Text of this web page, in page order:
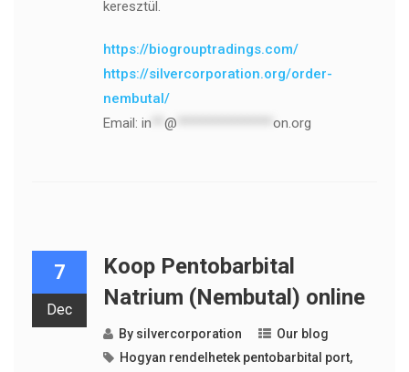
keresztül.
https://biogrouptradings.com/
https://silvercorporation.org/order-
nembutal/
Email: in @ on.org
7
Dec
Koop Pentobarbital
Natrium (Nembutal) online
By silvercorporation
Our blog
Hogyan rendelhetek pentobarbital port,